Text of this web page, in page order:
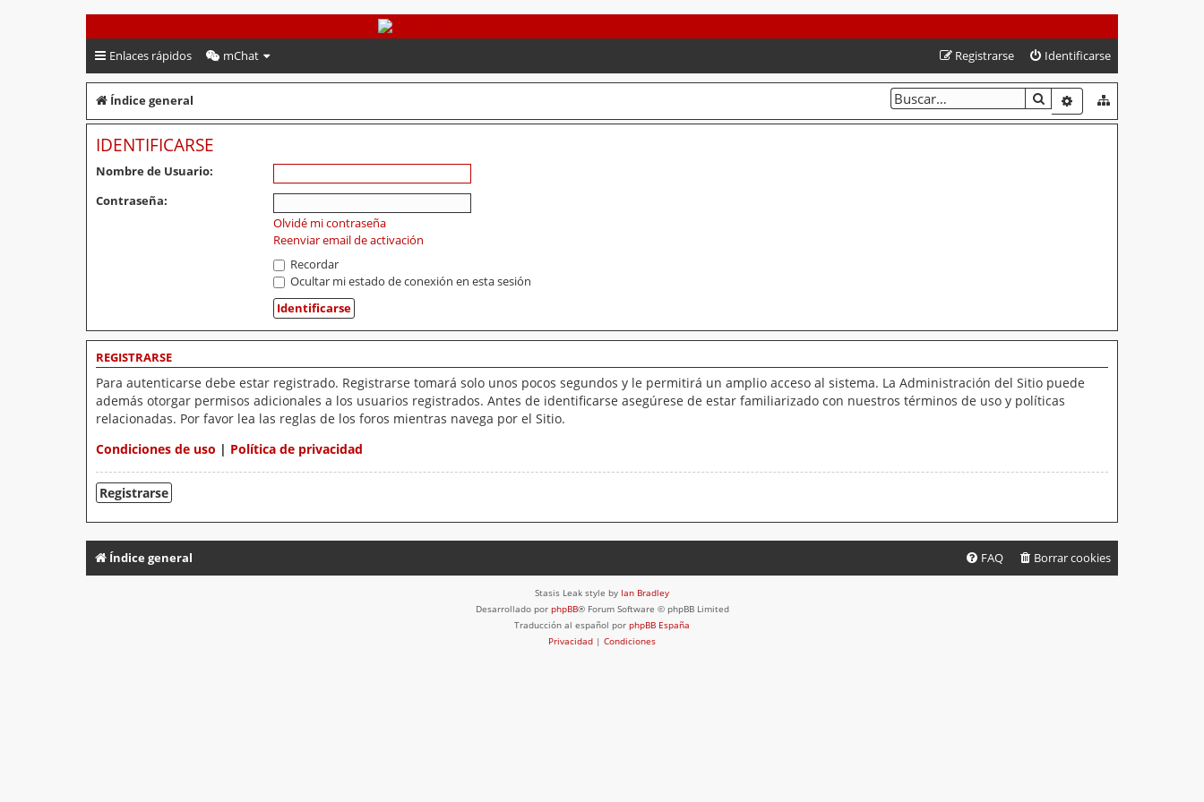
PeruVoley.com
Enlaces rápidos mChat Identificarse
Registrarse
Índice general BUSCARBÚSQUEDA
IDENTIFICARSE
Nombre de Usuario:
Contraseña:
Olvidé mi contraseña
Reenviar email de activación
Recordar
Ocultar mi estado de conexión en esta sesión
REGISTRARSE
Para autenticarse debe estar registrado. Registrarse tomará solo unos pocos segundos y le permitirá un amplio acceso al sistema. La Administración del Sitio puede
además otorgar permisos adicionales a los usuarios registrados. Antes de identificarse asegúrese de estar familiarizado con nuestros términos de uso y políticas
relacionadas. Por favor lea las reglas de los foros mientras navega por el Sitio.
Condiciones de uso | Política de privacidad
Registrarse
Índice general Borrar cookies
FAQ
Stasis Leak style by Ian Bradley
Desarrollado por phpBB® Forum Software © phpBB Limited
Traducción al español por phpBB España
Privacidad | Condiciones